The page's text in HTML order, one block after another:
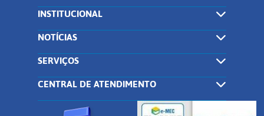
INSTITUCIONAL
NOTÍCIAS
SERVIÇOS
CENTRAL DE ATENDIMENTO